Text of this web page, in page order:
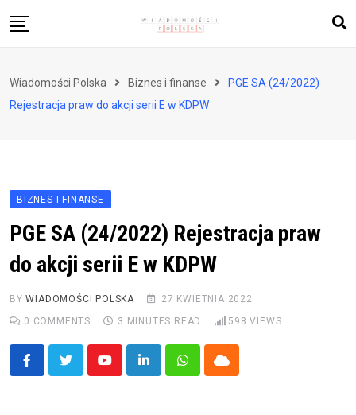
to
Zdrowie i styl życia
Wiadomości Polska Biznes i finanse
PGE SA (24/2022)
Rejestracja praw do akcji serii E w KDPW
BIZNES I FINANSE
PGE SA (24/2022) Rejestracja praw
do akcji serii E w KDPW
BYWIADOMOŚCI POLSKA
27 KWIETNIA 2022
0 COMMENTS 3 MINUTES READ 598 VIEWS
YoutubeLinkedInWhatsappCloud